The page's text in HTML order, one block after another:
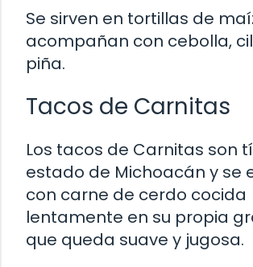
Se sirven en tortillas de
acompañan con cebolla,
piña.
Tacos de Carnitas
Los tacos de Carnitas son
estado de Michoacán y se
con carne de cerdo cocida
lentamente en su propia
que queda suave y jugosa.